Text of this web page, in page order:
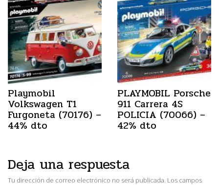
Playmobil
Volkswagen T1
Furgoneta (70176) –
44% dto
PLAYMOBIL Porsche
911 Carrera 4S
POLICIA (70066) –
42% dto
Deja una respuesta
Tu dirección de correo electrónico no será publicada. Los campos